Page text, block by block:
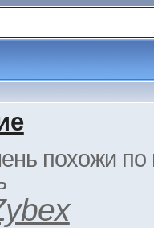
похожи по